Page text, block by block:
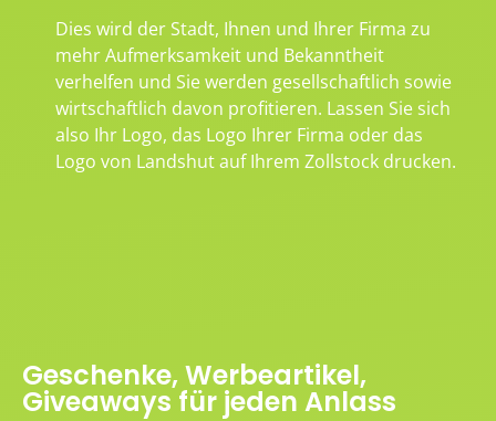
Dies wird der Stadt, Ihnen und Ihrer Firma zu
mehr Aufmerksamkeit und Bekanntheit
verhelfen und Sie werden gesellschaftlich sowie
wirtschaftlich davon profitieren. Lassen Sie sich
also Ihr Logo, das Logo Ihrer Firma oder das
Logo von Landshut auf Ihrem Zollstock drucken.
Geschenke, Werbeartikel,
Giveaways für jeden Anlass